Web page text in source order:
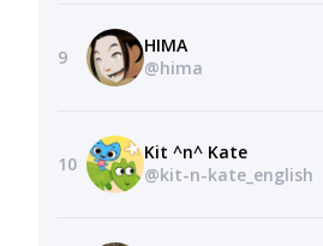
9
HIMA
@hima
10
Kit ^n^ Kate
@kit-n-kate_english